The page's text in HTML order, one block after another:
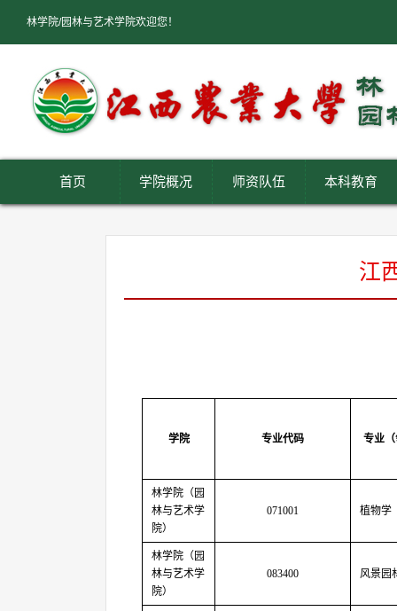
林学院/园林与艺术学院欢迎您！
首页 学院概况 师资队伍 本科教育
江
学院 专业代码 专业
林学院（园
林与艺术学
院）
071001 植物学
林学院（园
林与艺术学
院）
083400 风景园